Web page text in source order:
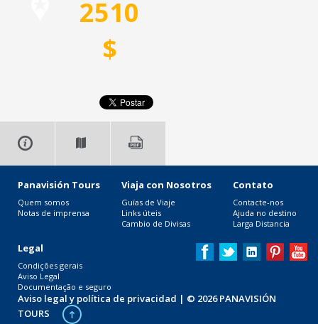
2510
$
Panavisión Tours
Quem somos
Notas de imprensa
Viaja con Nosotros
Guías de Viaje
Links úteis
Cambio de Divisas
Contato
Contacte-nos
Ajuda no destino
Larga Distancia
Legal
Condições gerais
Aviso Legal
Documentação e seguro
Aviso legal y política de privacidad | © 2026 PANAVISIÓN
TOURS